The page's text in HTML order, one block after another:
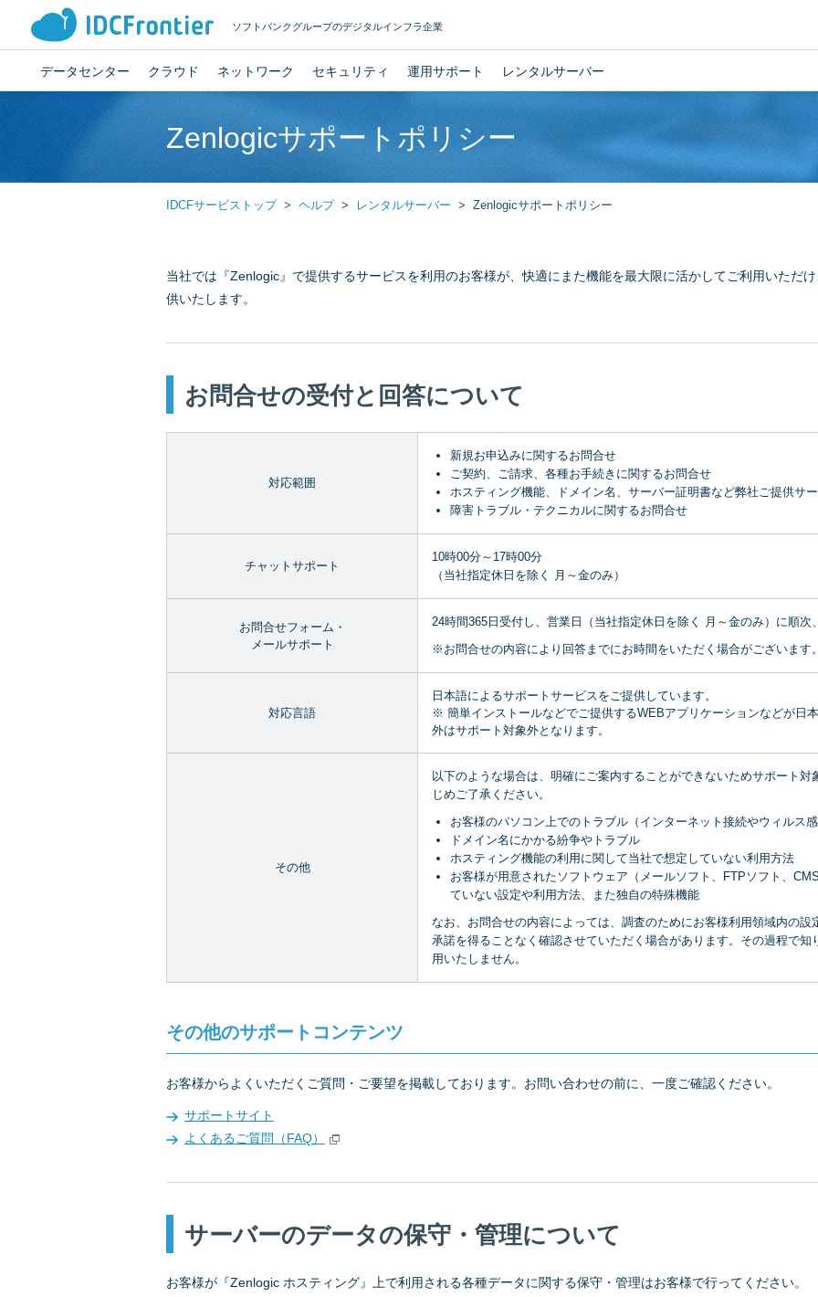
ソフトバンクグループのデジタルインフラ企業
データセンター クラウド ネットワーク セキュリティ 運用サポート レンタルサーバー
Zenlogicサポートポリシー
IDCFサービストップ ヘルプ レンタルサーバー Zenlogicサポートポリシー
当社では『Zenlogic』で提供するサービスを利用のお客様が、快適にまた機能を最大限に活かしてご利用いただ
供いたします。
お問合せの受付と回答について
対応範囲
新規お申込みに関するお問合せ
ご契約、ご請求、各種お手続きに関するお問合せ
ホスティング機能、ドメイン名、サーバー証明書など弊社ご提供サ
障害トラブル・テクニカルに関するお問合せ
チャットサポート
10時00分～17時00分
（当社指定休日を除く 月～金のみ）
お問合せフォーム・
メールサポート
24時間365日受付し、営業日（当社指定休日を除く 月～金のみ）に順次
※お問合せの内容により回答までにお時間をいただく場合がございます
対応言語
日本語によるサポートサービスをご提供しています。
※ 簡単インストールなどでご提供するWEBアプリケーションなどが日
外はサポート対象外となります。
その他
以下のような場合は、明確にご案内することができないためサポート
じめご了承ください。
お客様のパソコン上でのトラブル（インターネット接続やウィルス
ドメイン名にかかる紛争やトラブル
ホスティング機能の利用に関して当社で想定していない利用方法
お客様が用意されたソフトウェア（メールソフト、FTPソフト、
ていない設定や利用方法、また独自の特殊機能
なお、お問合せの内容によっては、調査のためにお客様利用領域内の
承諾を得ることなく確認させていただく場合があります。その過程で
用いたしません。
その他のサポートコンテンツ
お客様からよくいただくご質問・ご要望を掲載しております。お問い合わせの前に、一度ご確認ください。
サポートサイト
よくあるご質問（FAQ）
サーバーのデータの保守・管理について
お客様が『Zenlogic ホスティング』上で利用される各種データに関する保守・管理はお客様で行ってください。